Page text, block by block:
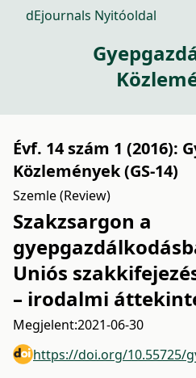
dEjournals Nyitóoldal
Évf. 14 szám 1 (2016):
Közlemények (GS-14)
Szemle (Review)
Szakzsargon a
Uniós
– irodalmi
Megjelent:2021-06-30
https://doi.org/10.55725/